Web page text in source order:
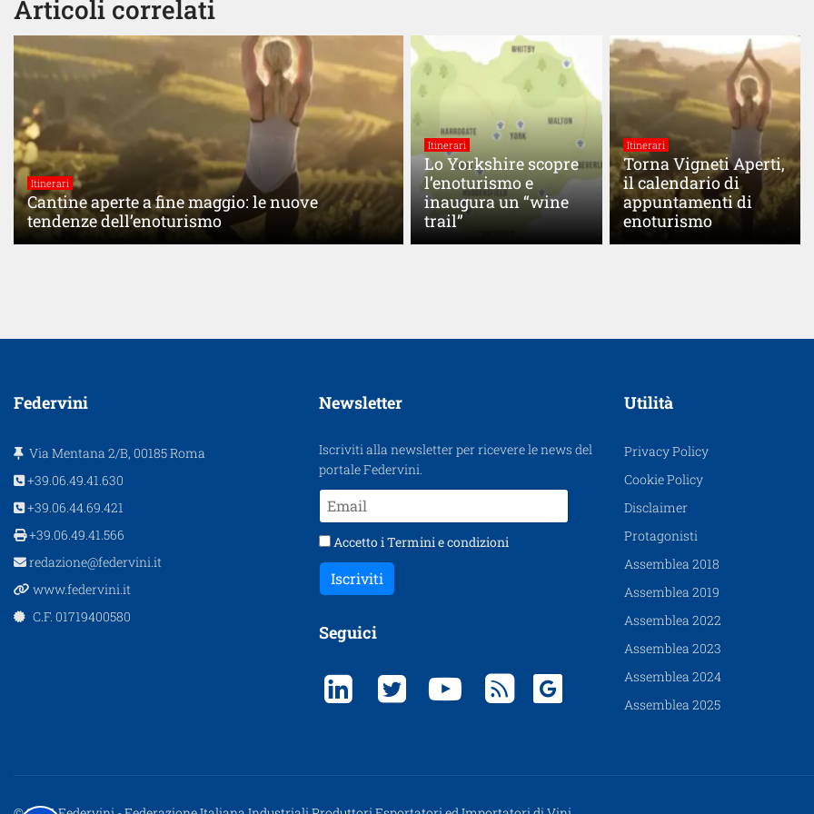
Articoli correlati
Itinerari
Cantine aperte a fine maggio: le nuove
tendenze dell’enoturismo
Itinerari
Lo Yorkshire scopre
l’enoturismo e
inaugura un “wine
trail”
Itinerari
Torna Vigneti Aperti,
il calendario di
appuntamenti di
enoturismo
Federvini
Via Mentana 2/B, 00185 Roma
+39.06.49.41.630
+39.06.44.69.421
+39.06.49.41.566
redazione@federvini.it
www.federvini.it
C.F. 01719400580
Newsletter
Iscriviti alla newsletter per ricevere le news del
portale Federvini.
Accetto iTermini e condizioni
Iscriviti
Seguici
Utilità
Privacy Policy
Cookie Policy
Disclaimer
Protagonisti
Assemblea 2018
Assemblea 2019
Assemblea 2022
Assemblea 2023
Assemblea 2024
Assemblea 2025